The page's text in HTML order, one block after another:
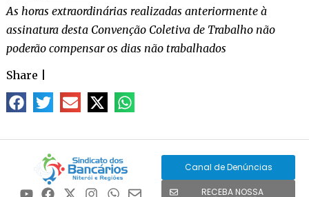
As horas extraordinárias realizadas anteriormente à
assinatura desta Convenção Coletiva de Trabalho não
poderão compensar os dias não trabalhados
Share
Canal de Denúncias
RECEBA NOSSA